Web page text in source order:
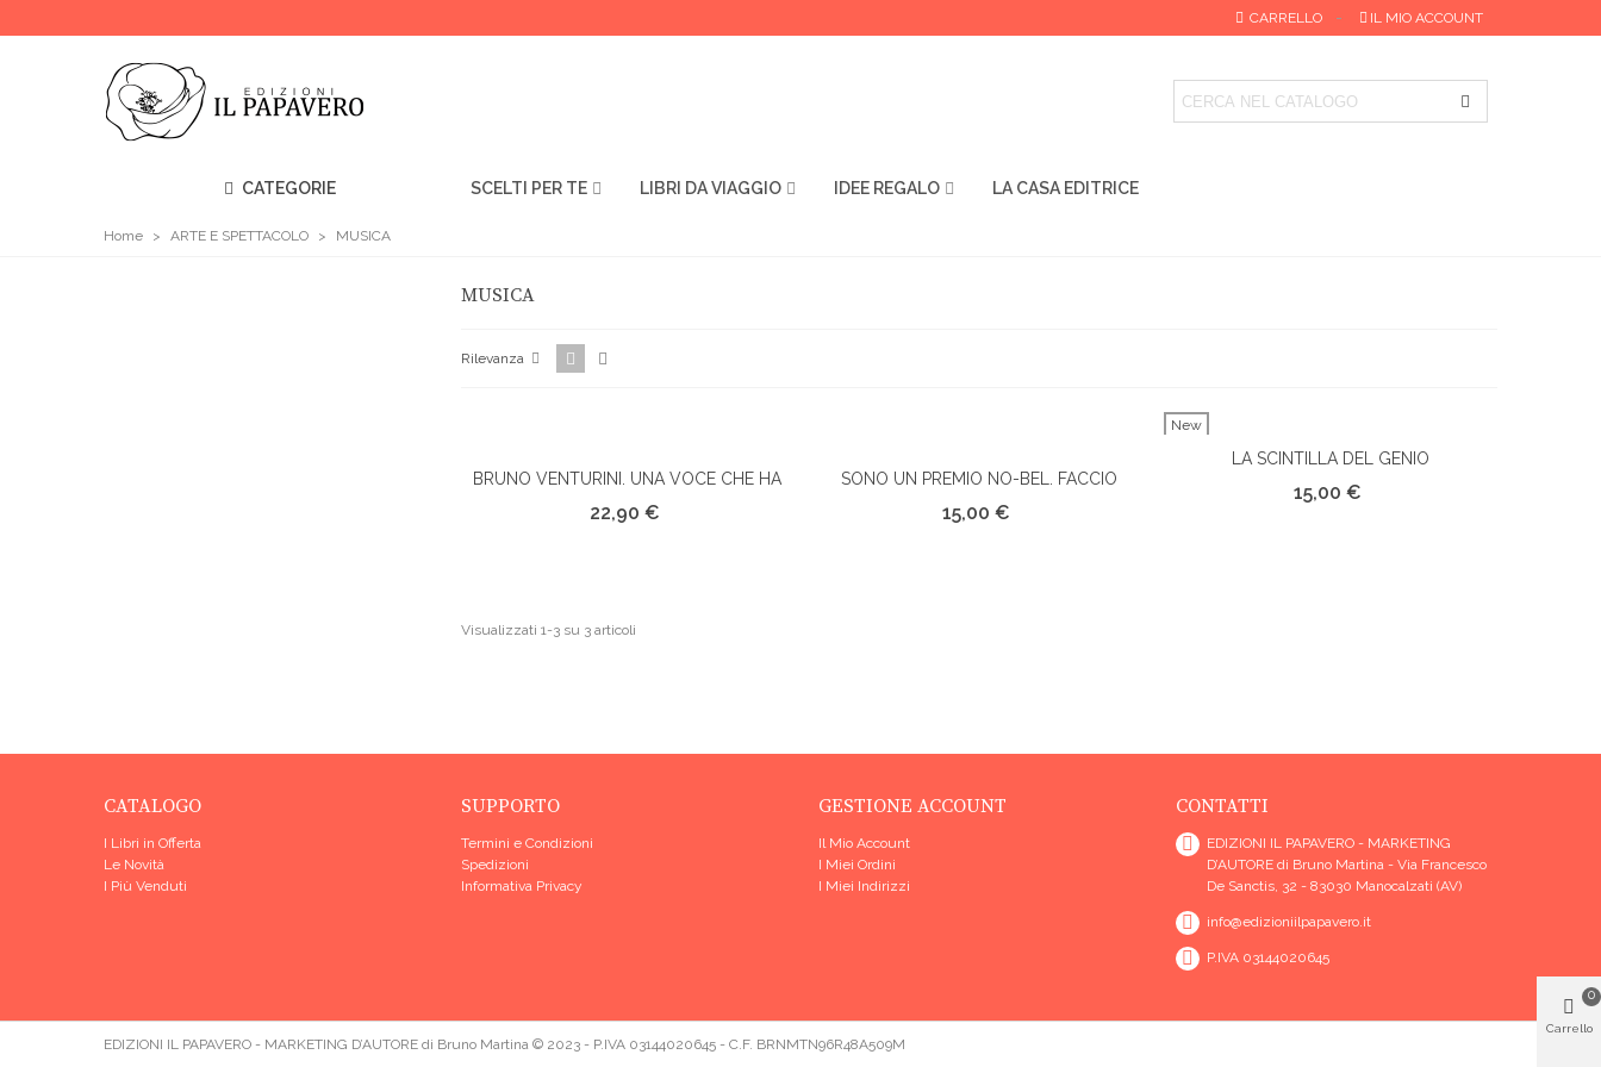
CARRELLO IL MIO ACCOUNT
CATEGORIE SCELTI PER TE LIBRI DA VIAGGIO IDEE REGALO LA CASA EDITRICE
Home > ARTE E SPETTACOLO > MUSICA
SEGUICI
MUSICA
Rilevanza
Vista Rapida
BRUNO VENTURINI. UNA VOCE CHE HA
EMOZIONATO IL MONDO
22,90 €
Vista Rapida
SONO UN PREMIO NO-BEL. FACCIO
SCHIFO D'A MATINA A' SERA
15,00 €
New
Vista Rapida
LA SCINTILLA DEL GENIO
15,00 €
Visualizzati 1-3 su 3 articoli
CATALOGO
I Libri in Offerta
Le Novità
I Più Venduti
SUPPORTO
Termini e Condizioni
Spedizioni
Informativa Privacy
GESTIONE ACCOUNT
Il Mio Account
I Miei Ordini
I Miei Indirizzi
CONTATTI
EDIZIONI IL PAPAVERO - MARKETING
D’AUTORE di Bruno Martina - Via Francesco
De Sanctis, 32 - 83030 Manocalzati (AV)
info@edizioniilpapavero.it
P.IVA 03144020645
EDIZIONI IL PAPAVERO - MARKETING D’AUTORE di Bruno Martina © 2023 - P.IVA 03144020645 - C.F. BRNMTN96R48A509M
Carrello
0